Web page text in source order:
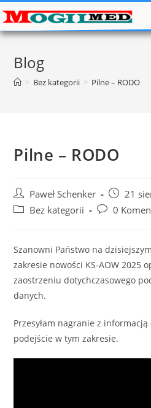
Blog
> Bez kategorii > Pilne – RODO
Pilne – RODO
Paweł Schenker
21
Bez kategorii
0
Szanowni Państwo na
zakresie nowości KS-AOW 2025
zaostrzeniu dotychczasowego
danych.
Przesyłam nagranie z
podejście w tym zakresie.